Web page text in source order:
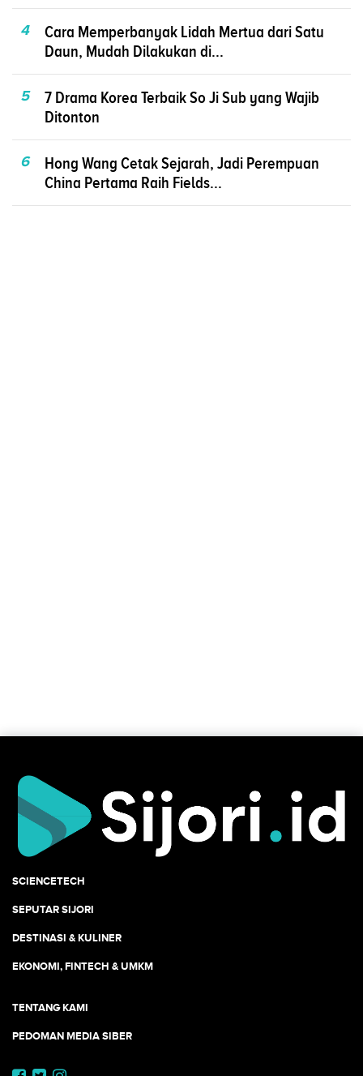
4
Cara Memperbanyak Lidah Mertua dari Satu
Daun, Mudah Dilakukan di...
5
7 Drama Korea Terbaik So Ji Sub yang Wajib
Ditonton
6
Hong Wang Cetak Sejarah, Jadi Perempuan
China Pertama Raih Fields...
SCIENCETECH
SEPUTAR SIJORI
DESTINASI & KULINER
EKONOMI, FINTECH & UMKM
TENTANG KAMI
PEDOMAN MEDIA SIBER